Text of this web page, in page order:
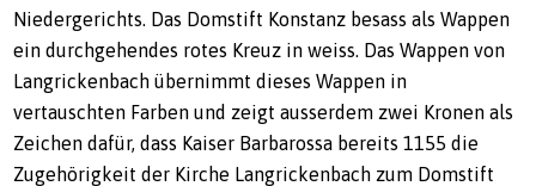
Niedergerichts. Das Domstift Konstanz besass als Wappen
ein durchgehendes rotes Kreuz in weiss. Das Wappen von
Langrickenbach übernimmt dieses Wappen in
vertauschten Farben und zeigt ausserdem zwei Kronen als
Zeichen dafür, dass Kaiser Barbarossa bereits 1155 die
Zugehörigkeit der Kirche Langrickenbach zum Domstift